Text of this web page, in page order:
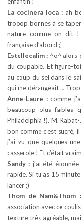
La cocinera loca :ah
trooop bonnes à se
nature comme on dit
française d’abord ;)
Estellecalim : ^o^ alors
du coupable. Et figure-
au coup du sel dans le
qui me dérangeait …
Anne-Laure :comme
beaucoup plus faibles
Philadelphia !). M.
bon comme c’est sucré,
j’ai vu que quelques-
casserole ! Et c’était
Sandy : j’ai été
rapide. Si tu as 15
lancer ;)
Thom de Nam&Thom :
association avec ce
texture très agréable,